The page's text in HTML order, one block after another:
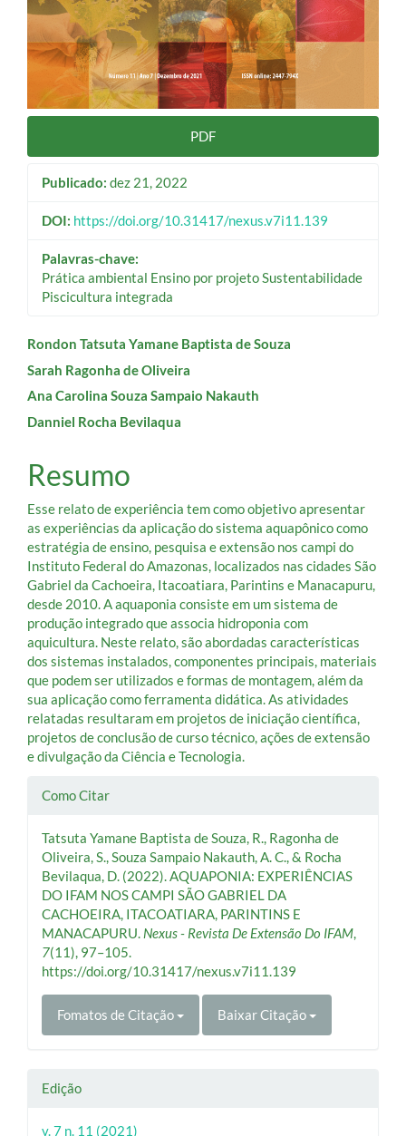
PDF
Publicado: dez 21, 2022
DOI: https://doi.org/10.31417/nexus.v7i11.139
Palavras-chave:
Prática ambiental Ensino por projeto Sustentabilidade
Piscicultura integrada
Conteúdo
do
artigo
Rondon Tatsuta Yamane Baptista de Souza
Sarah Ragonha de Oliveira
Ana Carolina Souza Sampaio Nakauth
Danniel Rocha Bevilaqua
Resumo
Esse relato de experiência tem como objetivo apresentar
as experiências da aplicação do sistema aquapônico como
estratégia de ensino, pesquisa e extensão nos campi do
Instituto Federal do Amazonas, localizados nas cidades São
Gabriel da Cachoeira, Itacoatiara, Parintins e Manacapuru,
desde 2010. A aquaponia consiste em um sistema de
produção integrado que associa hidroponia com
aquicultura. Neste relato, são abordadas características
dos sistemas instalados, componentes principais, materiais
que podem ser utilizados e formas de montagem, além da
sua aplicação como ferramenta didática. As atividades
relatadas resultaram em projetos de iniciação científica,
projetos de conclusão de curso técnico, ações de extensão
e divulgação da Ciência e Tecnologia.
Detalhes
artigo
Como Citar
Tatsuta Yamane Baptista de Souza, R., Ragonha de
Oliveira, S., Souza Sampaio Nakauth, A. C., & Rocha
Bevilaqua, D. (2022). AQUAPONIA: EXPERIÊNCIAS
DO IFAM NOS CAMPI SÃO GABRIEL DA
CACHOEIRA, ITACOATIARA, PARINTINS E
MANACAPURU. Nexus - Revista De Extensão Do IFAM
7(11), 97–105.
https://doi.org/10.31417/nexus.v7i11.139
Fomatos de Citação Baixar Citação
Edição
v. 7 n. 11 (2021)